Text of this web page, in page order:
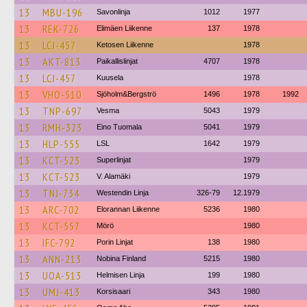
13 MBU-196 Savonlinja 1012 1977
13 REK-726 Elimäen Liikenne 137 1978
13 LCJ-457 Ketosen Liikenne 1978
13 AKT-813 Paikallislinjat 4707 1978
13 LCJ-457 Kuusela 1978
13 VHO-510 Sjöholm&Bergströ 1496 1978 1992
13 TNP-697 Vesma 5043 1979
13 RMH-323 Eino Tuomala 5041 1979
13 HLP-555 LSL 1642 1979
13 KCT-523 Superlinjat 1979
13 KCT-523 V. Alamäki 1979
13 TNJ-734 Westendin Linja 326-79 12.1979
13 ARC-702 Elorannan Liikenne 5236 1980
13 KCT-557 Mörö 1980
13 IFC-792 Porin Linjat 138 1980
13 ANN-213 Nobina Finland 5215 1980
13 UOA-513 Helmisen Linja 199 1980
13 UMJ-413 Korsisaari 343 1980